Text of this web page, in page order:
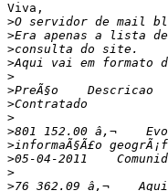
Viva,
>
>
>
>
>
>
>
>
>
>
>
>
>